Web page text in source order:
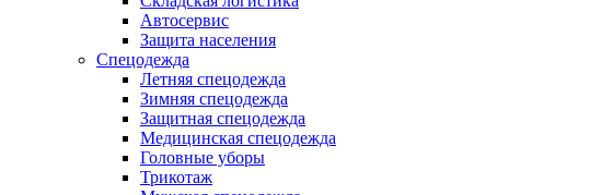
Автосервис
Защита населения
Спецодежда
Летняя спецодежда
Зимняя спецодежда
Защитная спецодежда
Медицинская спецодежда
Головные уборы
Трикотаж